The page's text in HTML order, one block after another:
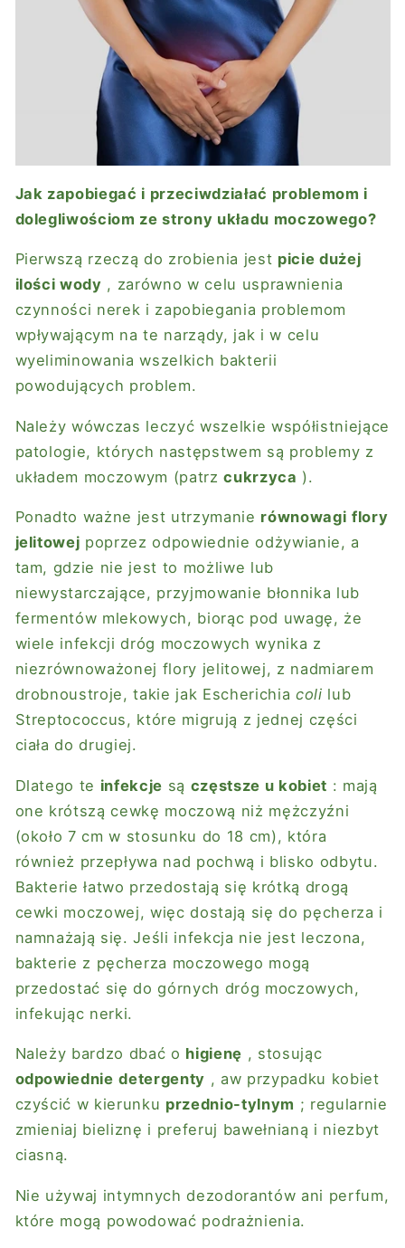
Jak zapobiegać i przeciwdziałać problemom i
dolegliwościom ze strony układu moczowego?
Pierwszą rzeczą do zrobienia jest picie dużej
ilości wody , zarówno w celu usprawnienia
czynności nerek i zapobiegania problemom
wpływającym na te narządy, jak i w celu
wyeliminowania wszelkich bakterii
powodujących problem.
Należy wówczas leczyć wszelkie współistniejące
patologie, których następstwem są problemy z
układem moczowym (patrzcukrzyca ).
Ponadto ważne jest utrzymanie równowagi flory
jelitowej poprzez odpowiednie odżywianie, a
tam, gdzie nie jest to możliwe lub
niewystarczające, przyjmowanie błonnika lub
fermentów mlekowych, biorąc pod uwagę, że
wiele infekcji dróg moczowych wynika z
niezrównoważonej flory jelitowej, z nadmiarem
drobnoustroje, takie jak Escherichia coli lub
Streptococcus, które migrują z jednej części
ciała do drugiej.
Dlatego te infekcje są częstsze u kobiet : mają
one krótszą cewkę moczową niż mężczyźni
(około 7 cm w stosunku do 18 cm), która
również przepływa nad pochwą i blisko odbytu.
Bakterie łatwo przedostają się krótką drogą
cewki moczowej, więc dostają się do pęcherza i
namnażają się. Jeśli infekcja nie jest leczona,
bakterie z pęcherza moczowego mogą
przedostać się do górnych dróg moczowych,
infekując nerki.
Należy bardzo dbać o higienę , stosując
odpowiednie detergenty , aw przypadku kobiet
czyścić w kierunku przednio-tylnym ; regularnie
zmieniaj bieliznę i preferuj bawełnianą i niezbyt
ciasną.
Nie używaj intymnych dezodorantów ani perfum,
które mogą powodować podrażnienia.